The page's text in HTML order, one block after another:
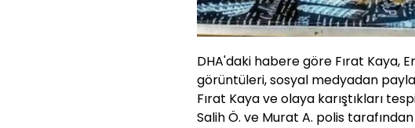
DHA'daki habere göre Fırat Kaya,
görüntüleri, sosyal medyadan
Fırat Kaya ve olaya karıştıkları
Salih Ö. ve Murat A. polis tarafından